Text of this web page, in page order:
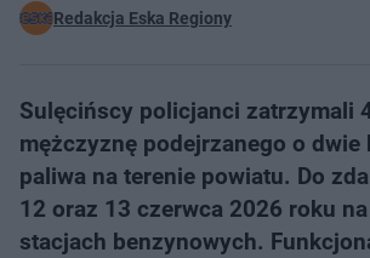
Redakcja Eska Regiony
Sulęcińscy policjanci zatrzymali
mężczyznę podejrzanego o dwie
paliwa na terenie powiatu. Do
12 oraz 13 czerwca 2026 roku
stacjach benzynowych.